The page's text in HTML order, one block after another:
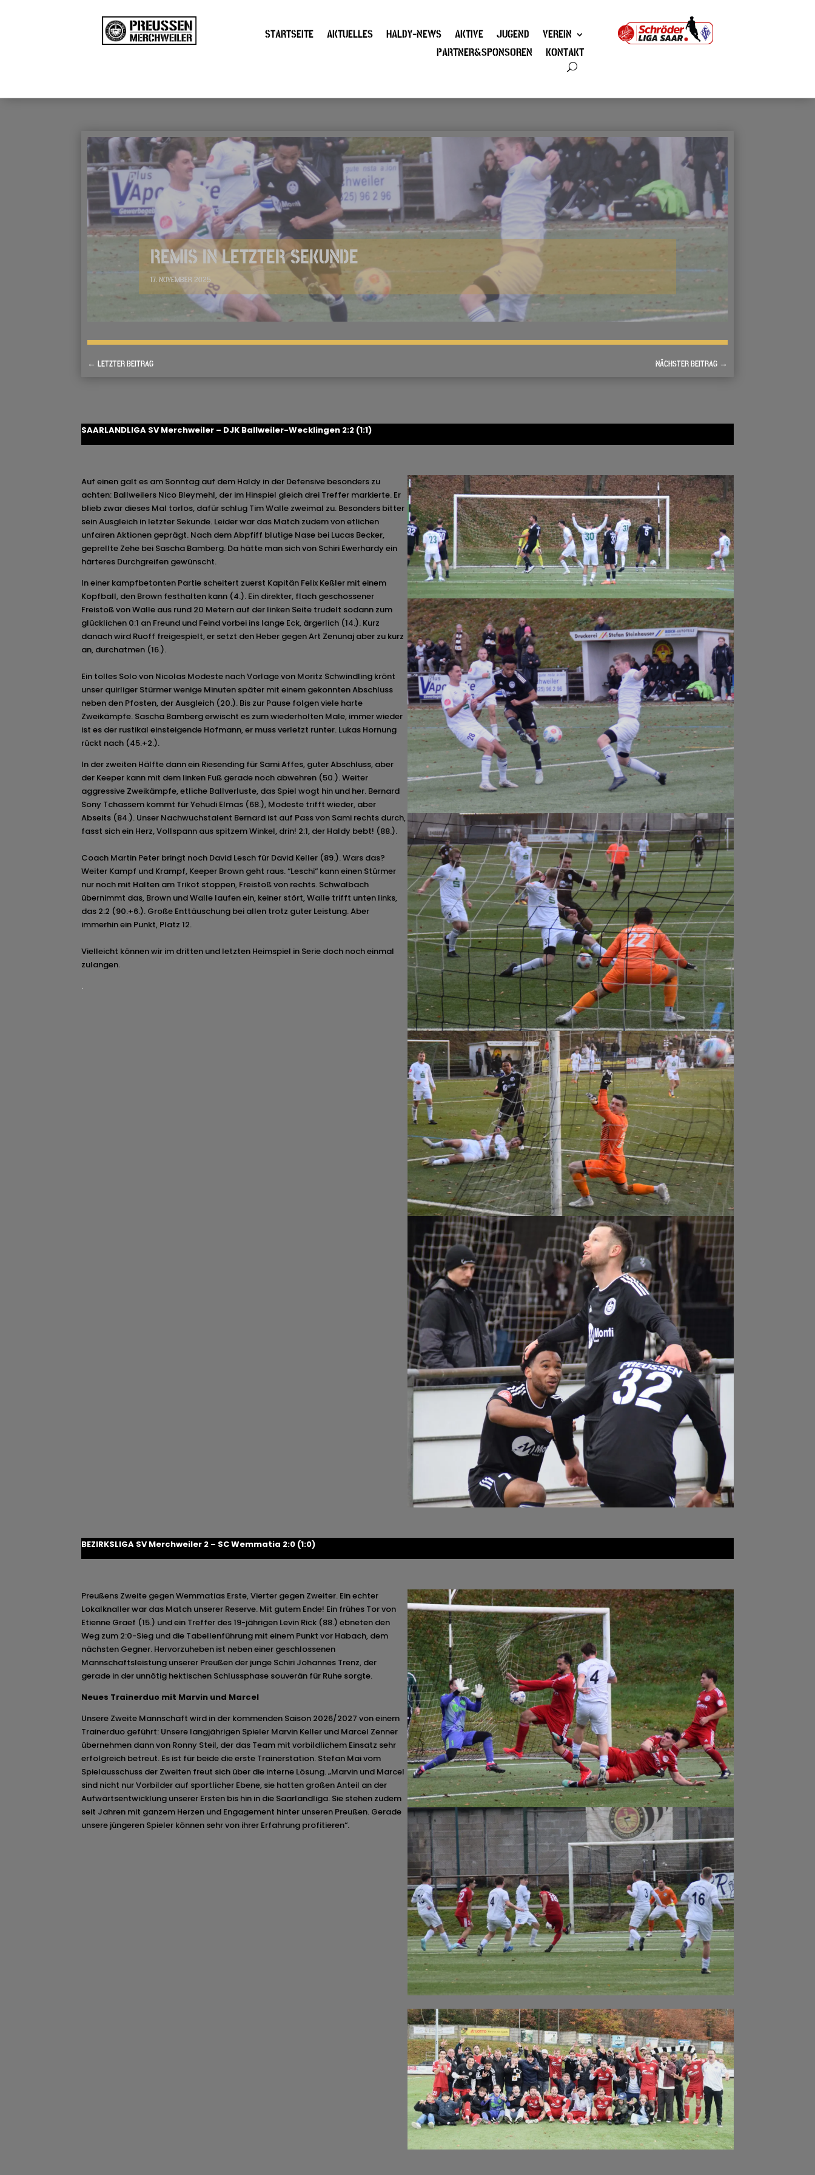
STARTSEITE AKTUELLES HALDY-NEWS AKTIVE JUGEND
VEREIN
PARTNER&SPONSOREN
KONTAKT
REMIS IN LETZTER SEKUNDE
17. NOVEMBER 2025
←LETZTER BEITRAG NÄCHSTER BEITRAG→
SAARLANDLIGA SV Merchweiler – DJK Ballweiler-Wecklingen 2:2 (1:1)
Auf einen galt es am Sonntag auf dem Haldy in der Defensive besonders zu
achten: Ballweilers Nico Bleymehl, der im Hinspiel gleich drei Treffer markierte. Er
blieb zwar dieses Mal torlos, dafür schlug Tim Walle zweimal zu. Besonders bitter
sein Ausgleich in letzter Sekunde. Leider war das Match zudem von etlichen
unfairen Aktionen geprägt. Nach dem Abpfiff blutige Nase bei Lucas Becker,
geprellte Zehe bei Sascha Bamberg. Da hätte man sich von Schiri Ewerhardy ein
härteres Durchgreifen gewünscht.
In einer kampfbetonten Partie scheitert zuerst Kapitän Felix Keßler mit einem
Kopfball, den Brown festhalten kann (4.). Ein direkter, flach geschossener
Freistoß von Walle aus rund 20 Metern auf der linken Seite trudelt sodann zum
glücklichen 0:1 an Freund und Feind vorbei ins lange Eck, ärgerlich (14.). Kurz
danach wird Ruoff freigespielt, er setzt den Heber gegen Art Zenunaj aber zu kurz
an, durchatmen (16.).
Ein tolles Solo von Nicolas Modeste nach Vorlage von Moritz Schwindling krönt
unser quirliger Stürmer wenige Minuten später mit einem gekonnten Abschluss
neben den Pfosten, der Ausgleich (20.). Bis zur Pause folgen viele harte
Zweikämpfe. Sascha Bamberg erwischt es zum wiederholten Male, immer wieder
ist es der rustikal einsteigende Hofmann, er muss verletzt runter. Lukas Hornung
rückt nach (45.+2.).
In der zweiten Hälfte dann ein Riesending für Sami Affes, guter Abschluss, aber
der Keeper kann mit dem linken Fuß gerade noch abwehren (50.). Weiter
aggressive Zweikämpfe, etliche Ballverluste, das Spiel wogt hin und her. Bernard
Sony Tchassem kommt für Yehudi Elmas (68.), Modeste trifft wieder, aber
Abseits (84.). Unser Nachwuchstalent Bernard ist auf Pass von Sami rechts durch,
fasst sich ein Herz, Vollspann aus spitzem Winkel, drin! 2:1, der Haldy bebt! (88.).
Coach Martin Peter bringt noch David Lesch für David Keller (89.). Wars das?
Weiter Kampf und Krampf, Keeper Brown geht raus. “Leschi“ kann einen Stürmer
nur noch mit Halten am Trikot stoppen, Freistoß von rechts. Schwalbach
übernimmt das, Brown und Walle laufen ein, keiner stört, Walle trifft unten links,
das 2:2 (90.+6.). Große Enttäuschung bei allen trotz guter Leistung. Aber
immerhin ein Punkt, Platz 12.
Vielleicht können wir im dritten und letzten Heimspiel in Serie doch noch einmal
zulangen.
.
BEZIRKSLIGA SV Merchweiler 2 – SC Wemmatia 2:0 (1:0)
Preußens Zweite gegen Wemmatias Erste, Vierter gegen Zweiter. Ein echter
Lokalknaller war das Match unserer Reserve. Mit gutem Ende! Ein frühes Tor von
Etienne Graef (15.) und ein Treffer des 19-jährigen Levin Rick (88.) ebneten den
Weg zum 2:0-Sieg und die Tabellenführung mit einem Punkt vor Habach, dem
nächsten Gegner. Hervorzuheben ist neben einer geschlossenen
Mannschaftsleistung unserer Preußen der junge Schiri Johannes Trenz, der
gerade in der unnötig hektischen Schlussphase souverän für Ruhe sorgte.
Neues Trainerduo mit Marvin und Marcel
Unsere Zweite Mannschaft wird in der kommenden Saison 2026/2027 von einem
Trainerduo geführt: Unsere langjährigen Spieler Marvin Keller und Marcel Zenner
übernehmen dann von Ronny Steil, der das Team mit vorbildlichem Einsatz sehr
erfolgreich betreut. Es ist für beide die erste Trainerstation. Stefan Mai vom
Spielausschuss der Zweiten freut sich über die interne Lösung. „Marvin und Marcel
sind nicht nur Vorbilder auf sportlicher Ebene, sie hatten großen Anteil an der
Aufwärtsentwicklung unserer Ersten bis hin in die Saarlandliga. Sie stehen zudem
seit Jahren mit ganzem Herzen und Engagement hinter unseren Preußen. Gerade
unsere jüngeren Spieler können sehr von ihrer Erfahrung profitieren“.